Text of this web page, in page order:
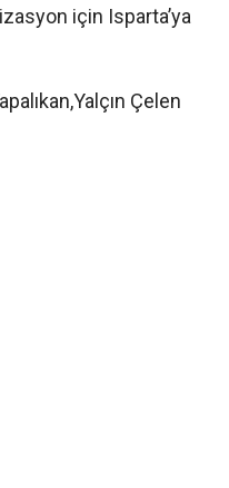
için Isparta’ya
Çelen